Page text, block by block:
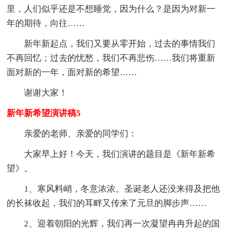
里，人们似乎还是不想睡觉，因为什么？是因为对新一
年的期待，向往……
新年新起点，我们又要从零开始，过去的事情我们
不再回忆；过去的忧愁，我们不再悲伤……我们将重新
面对新的一年，面对新的希望……
谢谢大家！
新年新希望演讲稿5
亲爱的老师、亲爱的同学们：
大家早上好！今天，我们演讲的题目是《新年新希
望》。
1、寒风料峭，冬意浓浓。圣诞老人还没来得及把他
的长袜收起，我们的耳畔又传来了元旦的脚步声……
2、迎着朝阳的光辉，我们再一次凝望冉冉升起的国